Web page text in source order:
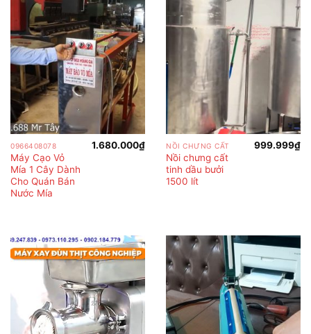
0966408078
Máy Cạo Vỏ
Mía 1 Cây Dành
Cho Quán Bán
Nước Mía
1.680.000₫ NỒI CHƯNG CẤT
Nồi chưng cất
tinh dầu bưởi
1500 lít
999.999₫